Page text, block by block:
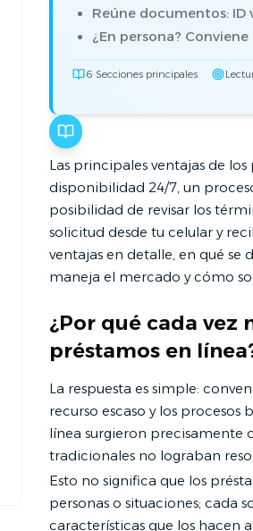
Reúne documentos: ID
¿En persona?
6 Secciones principales
Las principales ventajas de
disponibilidad 24/7, un
posibilidad de revisar los
solicitud desde tu celular y
ventajas en detalle, en qué se
maneja el mercado y cómo
¿Por qué cada vez
préstamos en
La respuesta es simple:
recurso escaso y los
línea surgieron precisamente
tradicionales no lograban
Esto no significa que los
personas o situaciones; cada
características que los hacen